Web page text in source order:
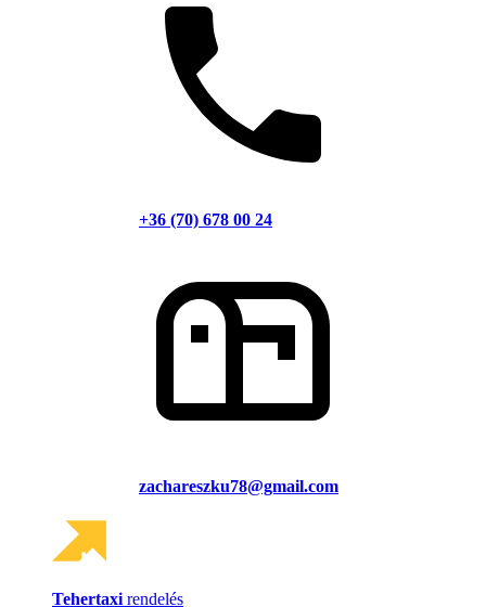
+36 (70) 678 00 24
zachareszku78@gmail.com
Tehertaxi rendelés